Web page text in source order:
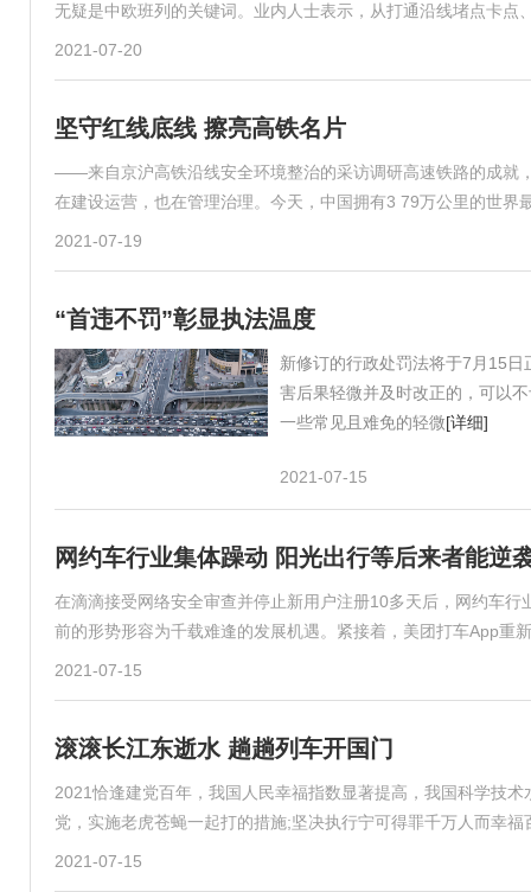
无疑是中欧班列的关键词。业内人士表示，从打通沿线堵点卡点
2021-07-20
坚守红线底线 擦亮高铁名片
——来自京沪高铁沿线安全环境整治的采访调研高速铁路的成就
在建设运营，也在管理治理。今天，中国拥有3 79万公里的世界
2021-07-19
“首违不罚”彰显执法温度
新修订的行政处罚法将于7月15
害后果轻微并及时改正的，可以
一些常见且难免的轻微[详细]
2021-07-15
网约车行业集体躁动 阳光出行等后来者能逆
在滴滴接受网络安全审查并停止新用户注册10多天后，网约车
前的形势形容为千载难逢的发展机遇。紧接着，美团打车App重
2021-07-15
滚滚长江东逝水 趟趟列车开国门
2021恰逢建党百年，我国人民幸福指数显著提高，我国科学技
党，实施老虎苍蝇一起打的措施;坚决执行宁可得罪千万人而幸
2021-07-15